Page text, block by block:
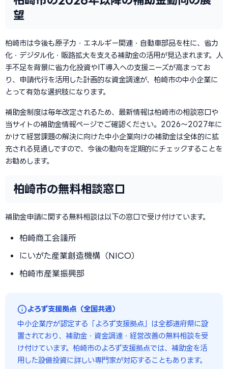
望
柏崎市は今後も原子力・エネルギー関連・自動車部品を柱に、省力
化・デジタル化・販路拡大を支える補助金の活用が見込まれます。人
手不足を背景に省力化投資やIT導入への支援ニーズが高まってお
り、申請代行を活用した計画的な資金調達が、柏崎市の中小企業に
とって有効な選択肢になります。
補助金制度は毎年改定されるため、最新情報は柏崎市の相談窓口や
当サイトの補助金情報ページでご確認ください。2026〜2027年に
かけて経営課題の解決に向けた中小企業向けの補助金は全体的に拡
充される見通しですので、今後の動向を定期的にチェックすることを
お勧めします。
柏崎市の無料相談窓口
補助金申請に関する無料相談は以下の窓口で受け付けています。
柏崎商工会議所
にいがた産業創造機構（NICO）
柏崎市産業振興部
よろず支援拠点（全国共通）
中小企業庁が認定する「よろず支援拠点」は全都道府県に設
置されており、補助金・資金調達・経営改善の無料相談を受
け付けています。柏崎市のよろず支援拠点では、補助金を活
用した設備投資に詳しい専門家が対応することもあります。